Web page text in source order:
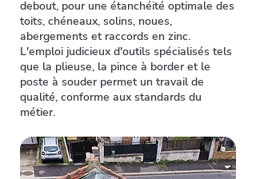
debout, pour une étanchéité optimale des
toits, chéneaux, solins, noues,
abergements et raccords en zinc.
L'emploi judicieux d'outils spécialisés tels
que la plieuse, la pince à border et le
poste à souder permet un travail de
qualité, conforme aux standards du
métier.